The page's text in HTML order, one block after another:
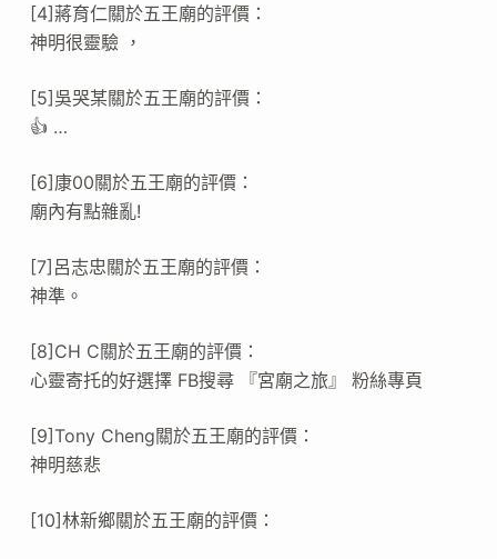
[4]蔣育仁關於五王廟的評價：
神明很靈驗 ，
[5]吳哭某關於五王廟的評價：
👍 …
[6]康00關於五王廟的評價：
廟內有點雜亂!
[7]呂志忠關於五王廟的評價：
神準。
[8]CH C關於五王廟的評價：
心靈寄托的好選擇 FB搜尋 『宮廟之旅』 粉絲專頁
[9]Tony Cheng關於五王廟的評價：
神明慈悲
[10]林新鄉關於五王廟的評價：